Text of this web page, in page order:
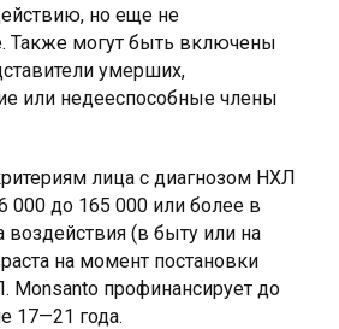
но еще не
Также могут быть включены
умерших,
или недееспособные члены
лица с диагнозом НХЛ
000 до 165 000 или более в
воздействия (в быту или на
на момент постановки
Monsanto профинансирует до
17—21 года.